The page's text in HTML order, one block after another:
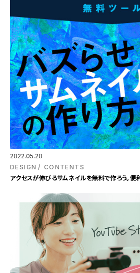
2022.05.20
DESIGN
CONTENTS
アクセスが伸びるサムネイルを無料で作ろう。